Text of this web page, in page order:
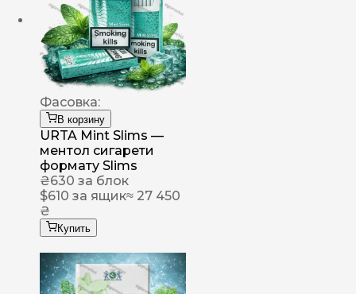
Фасовка:
В корзину
URTA Mint Slims —
ментол сигарети
формату Slims
₴630 за блок
$610 за ящик≈ 27 450
₴
Купить